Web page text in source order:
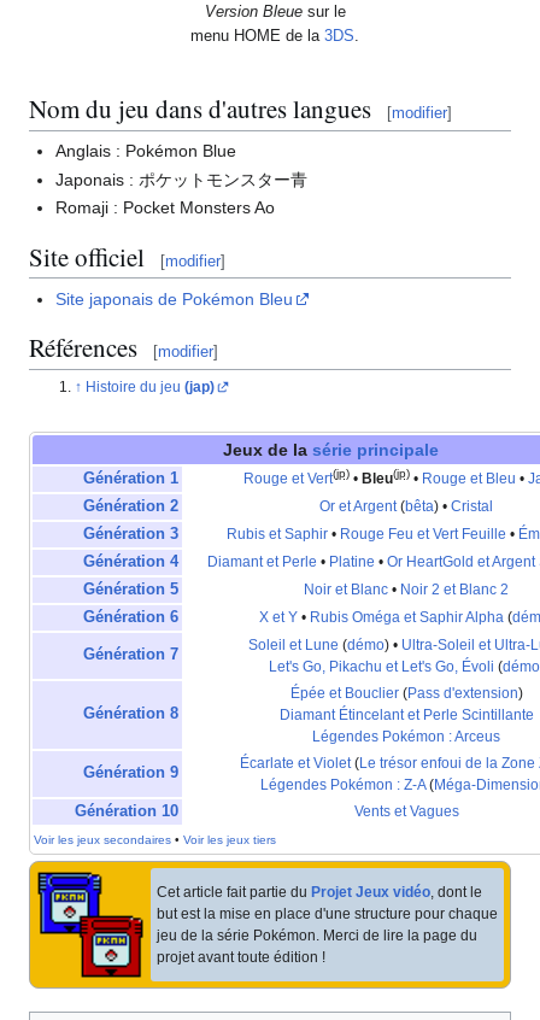
Version Bleuesur le
menu HOME de la 3DS.
Nom du jeu dans d'autres langues [modifier]
Anglais : Pokémon Blue
Japonais : ポケットモンスター青
Romaji : Pocket Monsters Ao
Site officiel [modifier]
Site japonais de Pokémon Bleu
Références [modifier]
Histoire du jeu(jap)
Jeux de la série principale
Génération 1 Rouge et Vert(jp) • Bleu(jp) • Rouge et Bleu •
Génération 2
Or et Argent(bêta) • Cristal
Génération 3
Rubis et Saphir• Rouge Feu et Vert Feuille •
Génération 4
Diamant et Perle • Platine • Or HeartGold et
Génération 5
Noir et Blanc • Noir 2 et Blanc 2
Génération 6
X et Y• Rubis Oméga et Saphir Alpha(
Génération 7
Soleil et Lune (démo) • Ultra-Soleil et Ultra-
Let's Go, Pikachu et Let's Go, Évoli (démo
Génération 8
Épée et Bouclier(Pass d'extension)
Diamant Étincelant et Perle Scintillante
Légendes Pokémon : Arceus
Génération 9
Écarlate et Violet(Le trésor enfoui de la Zone
Légendes Pokémon : Z-A(Méga-
Génération 10
Vents et Vagues
Voir les jeux secondaires • Voir les jeux tiers
Cet article fait partie du Projet Jeux vidéo, dont le
but est la mise en place d'une structure pour chaque
jeu de la série Pokémon. Merci de lire la page du
projet avant toute édition !